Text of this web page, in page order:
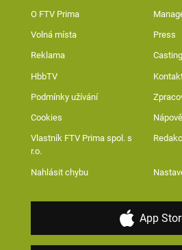
O FTV Prima
Volná místa Press
Reklama
HbbTV
Podmínky užívání
Cookies
Vlastník FTV Prima spol. s
r.o.
Nahlásit chybu
App